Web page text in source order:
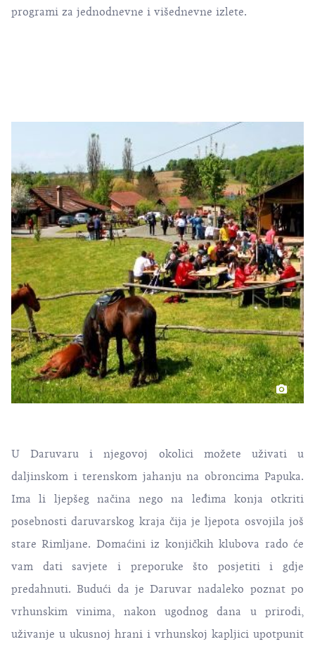
programi za jednodnevne i višednevne izlete.
U Daruvaru i njegovoj okolici možete uživati u
daljinskom i terenskom jahanju na obroncima Papuka.
Ima li ljepšeg načina nego na leđima konja otkriti
posebnosti daruvarskog kraja čija je ljepota osvojila još
stare Rimljane. Domaćini iz konjičkih klubova rado će
vam dati savjete i preporuke što posjetiti i gdje
predahnuti. Budući da je Daruvar nadaleko poznat po
vrhunskim vinima, nakon ugodnog dana u prirodi,
uživanje u ukusnoj hrani i vrhunskoj kapljici upotpunit